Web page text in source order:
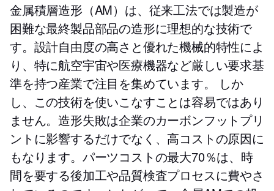
金属積層造形（AM）は、従来工法では製造が
困難な最終製品部品の造形に理想的な技術で
す。設計自由度の高さと優れた機械的特性によ
り、特に航空宇宙や医療機器など厳しい要求基
準を持つ産業で注目を集めています。 しか
し、この技術を使いこなすことは容易ではあり
ません。造形失敗は企業のカーボンフットプリ
ントに影響するだけでなく、高コストの原因に
もなります。パーツコストの最大70％は、時
間を要する後加工や品質検査プロセスに費やさ